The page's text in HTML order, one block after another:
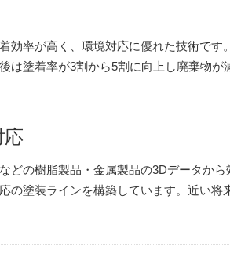
効率が高く、環境対応に優れた技術です
は塗着率が3割から5割に向上し廃棄物
どの樹脂製品・金属製品の3Dデータか
の塗装ラインを構築しています。近い